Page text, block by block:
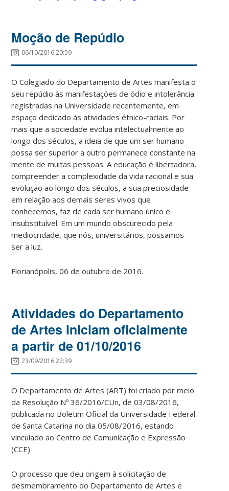
Moção de Repúdio
06/10/2016 20:59
O Colegiado do Departamento de Artes manifesta o
seu repúdio às manifestações de ódio e intolerância
registradas na Universidade recentemente, em
espaço dedicado às atividades étnico-raciais. Por
mais que a sociedade evolua intelectualmente ao
longo dos séculos, a ideia de que um ser humano
possa ser superior a outro permanece constante na
mente de muitas pessoas. A educação é libertadora,
compreender a complexidade da vida racional e sua
evolução ao longo dos séculos, a sua preciosidade
em relação aos demais seres vivos que
conhecemos, faz de cada ser humano único e
insubstituível. Em um mundo obscurecido pela
mediocridade, que nós, universitários, possamos
ser a luz.
Florianópolis, 06 de outubro de 2016.
Atividades do Departamento
de Artes iniciam oficialmente
a partir de 01/10/2016
23/09/2016 22:39
O Departamento de Artes (ART) foi criado por meio
da Resolução Nº 36/2016/CUn, de 03/08/2016,
publicada no Boletim Oficial da Universidade Federal
de Santa Catarina no dia 05/08/2016, estando
vinculado ao Centro de Comunicação e Expressão
(CCE).
O processo que deu origem à solicitação de
desmembramento do Departamento de Artes e